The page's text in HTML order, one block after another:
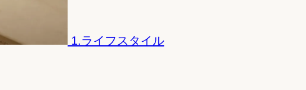
1.ライフスタイル